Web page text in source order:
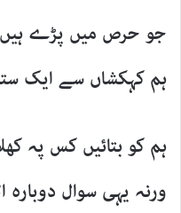
جو حرص میں پڑے ہیں
ہم کہکشاں سے ایک
ہم کو بتائیں کس پہ
ورنہ یہی سوال دوبارہ